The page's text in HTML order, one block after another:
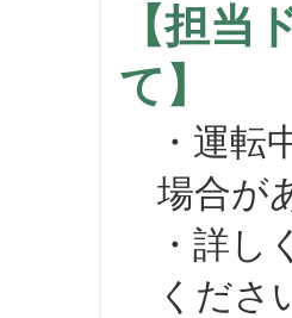
【担当
て】
・運転
場合が
・詳し
くださ